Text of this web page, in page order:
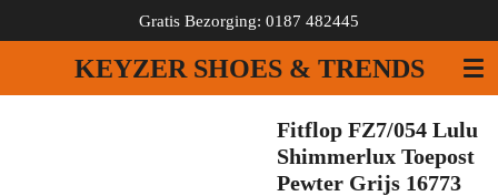
direct
de
KEYZER SHOES & TRENDS
Gratis Bezorging: 0187 482445
Fitflop FZ7/054 Lulu
Shimmerlux Toepost
Pewter Grijs 16773